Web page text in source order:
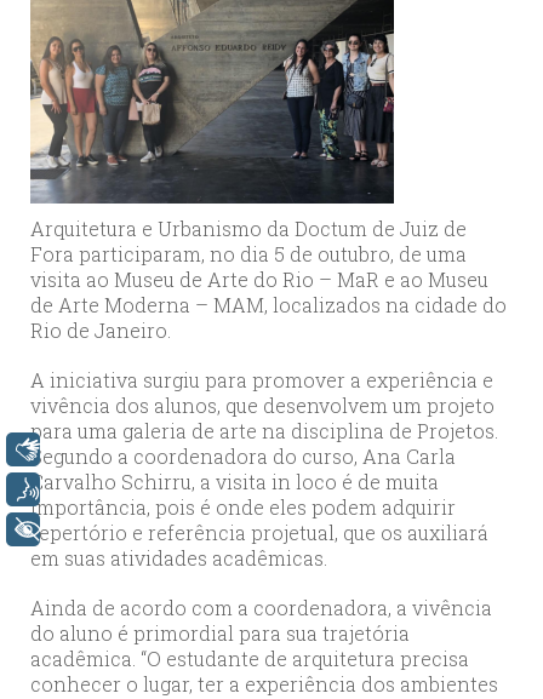
Arquitetura e Urbanismo da Doctum de Juiz de
Fora participaram, no dia 5 de outubro, de uma
visita ao Museu de Arte do Rio – MaR e ao Museu
de Arte Moderna – MAM, localizados na cidade do
Rio de Janeiro.
A iniciativa surgiu para promover a experiência e
vivência dos alunos, que desenvolvem um projeto
para uma galeria de arte na disciplina de Projetos.
Segundo a coordenadora do curso, Ana Carla
Carvalho Schirru, a visita in loco é de muita
importância, pois é onde eles podem adquirir
repertório e referência projetual, que os auxiliará
em suas atividades acadêmicas.
Ainda de acordo com a coordenadora, a vivência
do aluno é primordial para sua trajetória
acadêmica. “O estudante de arquitetura precisa
conhecer o lugar, ter a experiência dos ambientes
Libras
Voz
+ Acessibilidade